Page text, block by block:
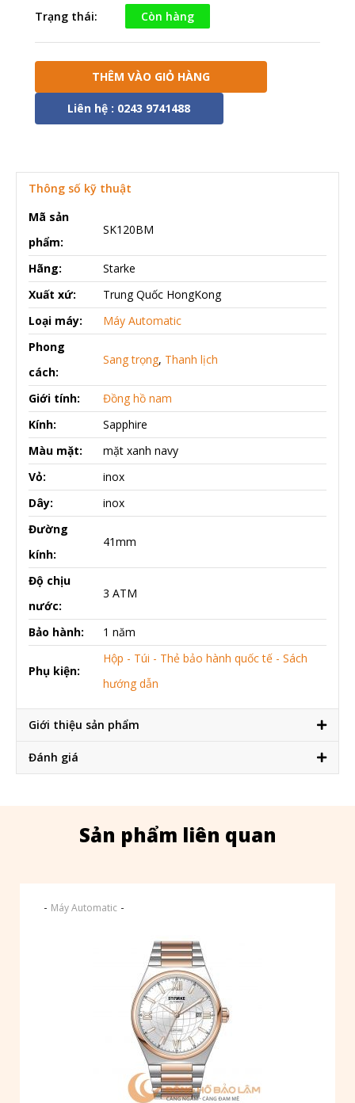
Trạng thái:
Còn hàng
THÊM VÀO GIỎ HÀNG
Liên hệ : 0243 9741488
Thông số kỹ thuật
Mã sản
phẩm:
SK120BM
Hãng:
Starke
Xuất xứ:
Trung Quốc HongKong
Loại máy:
Máy Automatic
Phong
cách:
Sang trọng, Thanh lịch
Giới tính:
Đồng hồ nam
Kính:
Sapphire
Màu mặt:
mặt xanh navy
Vỏ:
inox
Dây:
inox
Đường
kính:
41mm
Độ chịu
nước:
3 ATM
Bảo hành: 1 năm
Phụ kiện:
Hộp - Túi - Thẻ bảo hành quốc tế - Sách
hướng dẫn
Giới thiệu sản phẩm
Đánh giá
Sản phẩm liên quan
- Máy Automatic -